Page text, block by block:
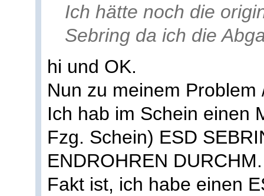
Ich hätte noch die
Sebring da ich die
hi und OK.
Nun zu meinem Problem
Ich hab im Schein einen
Fzg. Schein) ESD
ENDROHREN
Fakt ist, ich habe einen